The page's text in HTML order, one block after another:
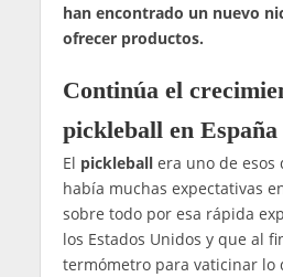
han encontrado un nuevo
ofrecer productos.
Continúa el
pickleball en España
El pickleballera uno de esos
había muchas expectativas
sobre todo por esa rápida
los Estados Unidos y que al
termómetro para vaticinar lo